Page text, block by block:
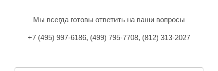
Мы всегда готовы ответить на ваши вопросы
+7 (495) 997-6186, (499) 795-7708, (812) 313-2027